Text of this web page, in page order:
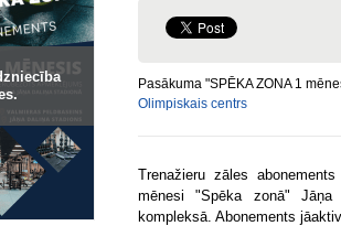
Pasākuma "SPĒKA ZONA 1
Olimpiskais centrs
Trenažieru zāles
mēnesi "Spēka zonā" Jāņa
kompleksā. Abonements